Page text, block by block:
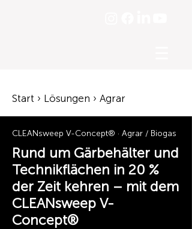
Start › Lösungen › Agrar
CLEANsweep V-Concept® · Agrar / Biogas
Rund um Gärbehälter und
Technikflächen in 20 %
der Zeit kehren – mit dem
CLEANsweep V-
Concept®